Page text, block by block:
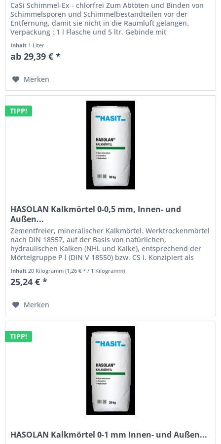
CaSi Schimmel-Ex - chlorfrei Zum Abtöten und Binden von
Schimmelsporen und Schimmelbestandteilen vor der
Entfernung, damit sie nicht in die Raumluft gelangen.
Verpackung : 1 l Flasche und 5 ltr. Gebinde mit
Sprühflasche Verbrauch : ca....
Inhalt 1 Liter
ab 29,39 € *
Merken
TIPP!
HASOLAN Kalkmörtel 0-0,5 mm, Innen- und
Außen...
Zementfreier, mineralischer Kalkmörtel. Werktrockenmörtel
nach DIN 18557, auf der Basis von natürlichen,
hydraulischen Kalken (NHL und Kalke), entsprechend der
Mörtelgruppe P l (DIN V 18550) bzw. CS I. Konzipiert als
reines, zementfreies...
Inhalt 20 Kilogramm(1,26 € * / 1 Kilogramm)
25,24 € *
Merken
TIPP!
HASOLAN Kalkmörtel 0-1 mm Innen- und Außen...